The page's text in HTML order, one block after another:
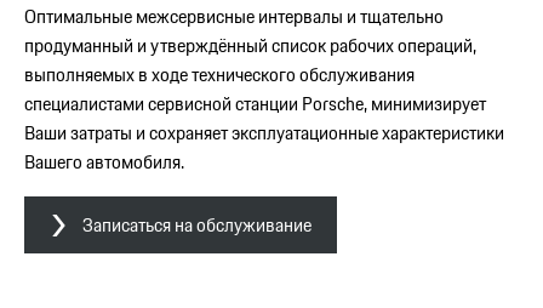
Оптимальные межсервисные интервалы и тщательно
продуманный и утверждённый список рабочих операций,
выполняемых в ходе технического обслуживания
специалистами сервисной станции Porsche, минимизирует
Ваши затраты и сохраняет эксплуатационные характеристики
Вашего автомобиля.
Записаться на обслуживание